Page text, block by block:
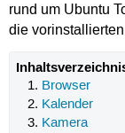
rund um Ubuntu
die
Browser
Kalender
Kamera